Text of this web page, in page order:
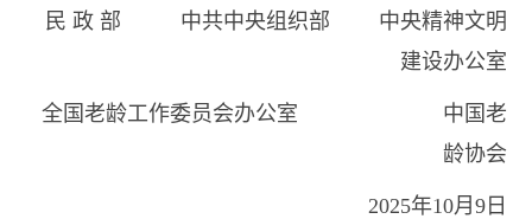
民 政 部 中共中央组织部 中央精神文明
建设办公室
全国老龄工作委员会办公室 中国老
龄协会
2025年10月9日